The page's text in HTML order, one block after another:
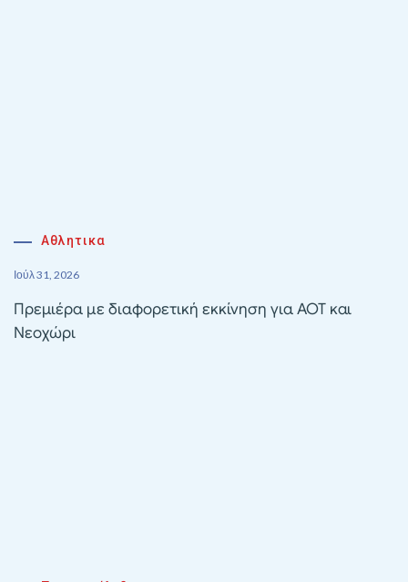
Αθλητικα
Ιούλ 31, 2026
Πρεμιέρα με διαφορετική εκκίνηση για ΑΟΤ και
Νεοχώρι